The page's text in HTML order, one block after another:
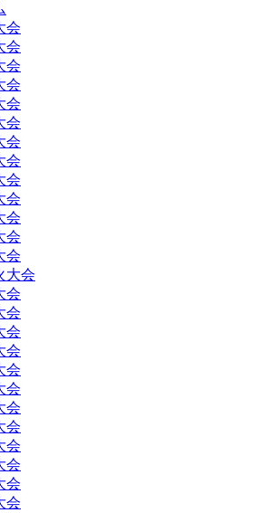
会
会
会
会
会
会
会
会
会
会
会
会
会
大会
会
会
会
会
会
会
会
会
会
会
会
会